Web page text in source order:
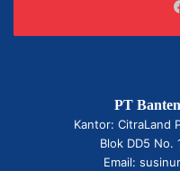
PT
Kantor: CitraLand
Blok DD5 No.
Email: